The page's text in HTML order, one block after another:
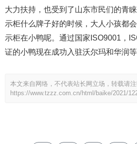
大力扶持，也受到了山东市民们的青
示柜什么牌子好的时候，大人小孩都
示柜在小鸭呢。通过国家ISO9001，
证的小鸭现在成功入驻沃尔玛和华润等
本文来自网络，不代表站长网立场，转载请注
https://www.tzzz.com.cn/html/baike/2021/